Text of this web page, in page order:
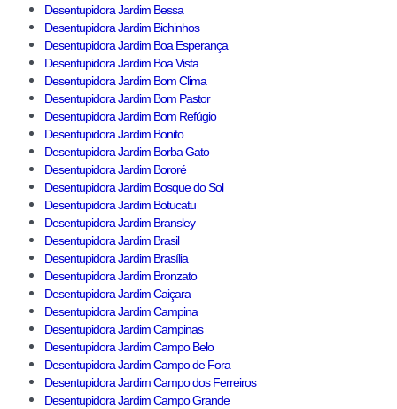
Desentupidora Jardim Bessa
Desentupidora Jardim Bichinhos
Desentupidora Jardim Boa Esperança
Desentupidora Jardim Boa Vista
Desentupidora Jardim Bom Clima
Desentupidora Jardim Bom Pastor
Desentupidora Jardim Bom Refúgio
Desentupidora Jardim Bonito
Desentupidora Jardim Borba Gato
Desentupidora Jardim Bororé
Desentupidora Jardim Bosque do Sol
Desentupidora Jardim Botucatu
Desentupidora Jardim Bransley
Desentupidora Jardim Brasil
Desentupidora Jardim Brasília
Desentupidora Jardim Bronzato
Desentupidora Jardim Caiçara
Desentupidora Jardim Campina
Desentupidora Jardim Campinas
Desentupidora Jardim Campo Belo
Desentupidora Jardim Campo de Fora
Desentupidora Jardim Campo dos Ferreiros
Desentupidora Jardim Campo Grande